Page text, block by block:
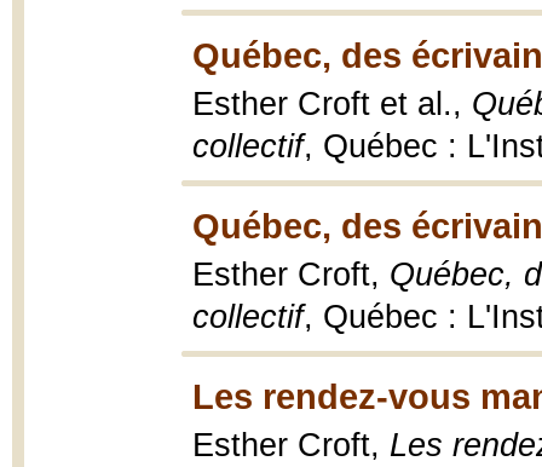
Québec, des
Esther Croft et al.,
collectif, Québec :
Québec, des
Esther Croft, Québec,
collectif, Québec :
Les rendez-vous
Esther Croft, Les